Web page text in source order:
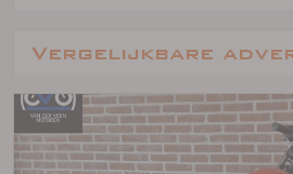
Vergelijkbare